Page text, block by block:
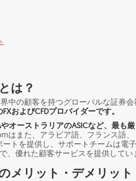
は？
中の顧客を持つグローバルな証券会
およびCFDプロバイダーです。
オーストラリアのASICなど、最も
はまた、アラビア語、フランス語
トを提供し、サポートチームは電
、優れた顧客サービスを提供してい
メリット・デメリット